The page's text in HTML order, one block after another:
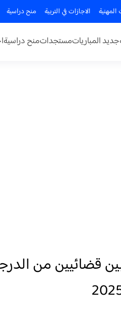
المهنية الاجازات في التربية منح دراسية
جديد المبارياتمستجداتمنح دراسية
قضائيين من